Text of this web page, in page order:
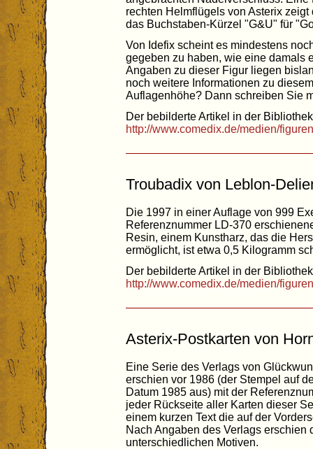
rechten Helmflügels von Asterix
das Buchstaben-Kürzel "G&U" für
Von Idefix scheint es mindestens
gegeben zu haben, wie eine damals
Angaben zu dieser Figur liegen
noch weitere Informationen zu
Auflagenhöhe? Dann schreiben Sie
Der bebilderte Artikel in der
http://www.comedix.de/medien/
Troubadix von Leblon-
Die 1997 in einer Auflage von 999
Referenznummer LD-370
Resin, einem Kunstharz, das die
ermöglicht, ist etwa 0,5 Kilogramm
Der bebilderte Artikel in der
http://www.comedix.de/medien/
Asterix-Postkarten von
Eine Serie des Verlags von
erschien vor 1986 (der Stempel auf
Datum 1985 aus) mit der
jeder Rückseite aller Karten dieser
einem kurzen Text die auf der
Nach Angaben des Verlags erschien
unterschiedlichen Motiven.